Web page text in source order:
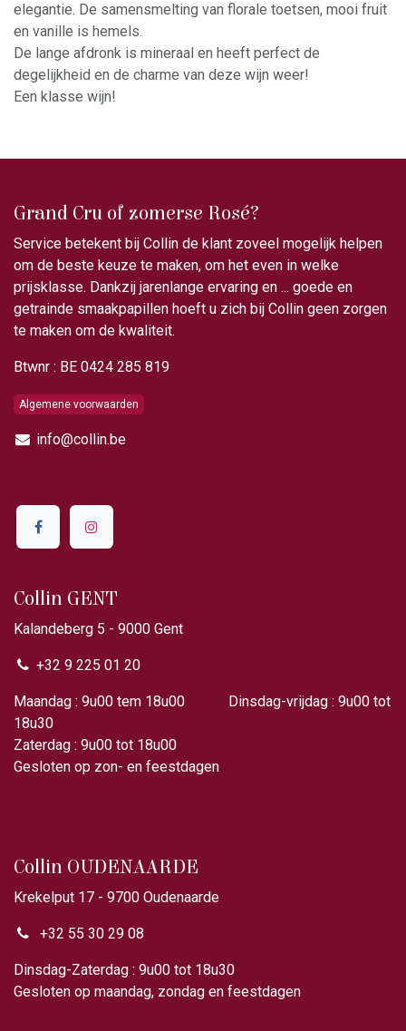
elegantie. De samensmelting van florale toetsen, mooi fruit
en vanille is hemels.
De lange afdronk is mineraal en heeft perfect de
degelijkheid en de charme van deze wijn weer!
Een klasse wijn!
Grand Cru of zomerse Rosé?
Service betekent bij Collin de klant zoveel mogelijk helpen
om de beste keuze te maken, om het even in welke
prijsklasse. Dankzij jarenlange ervaring en ... goede en
getrainde smaakpapillen hoeft u zich bij Collin geen zorgen
te maken om de kwaliteit.
Btwnr : BE 0424 285 819
Algemene voorwaarden
info@collin.be
Collin GENT
Kalandeberg 5 - 9000 Gent​
+32 9 225 01 20
Maandag : 9u00 tem 18u00 Dinsdag-vrijdag : 9u00 tot
18u30
Zaterdag : 9u00 tot 18u00
Gesloten op zon- en feestdagen
Collin OUDENAARDE
Krekelput 17 - 9700 Oudenaarde
+32 55 30 29 08
Dinsdag-Zaterdag : 9u00 tot 18u30
Gesloten op maandag, zondag en feestdagen